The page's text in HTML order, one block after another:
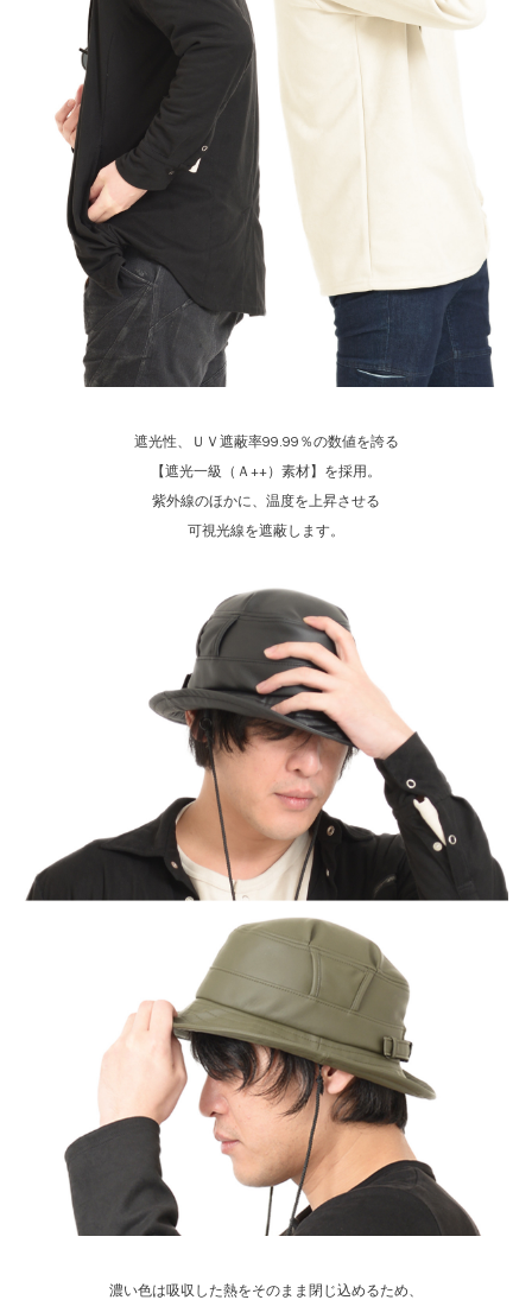
遮光性、ＵＶ遮蔽率99.99％の数値を誇る
【遮光一級（Ａ++）素材】を採用。
紫外線のほかに、温度を上昇させる
可視光線を遮蔽します。
濃い色は吸収した熱をそのまま閉じ込めるため、